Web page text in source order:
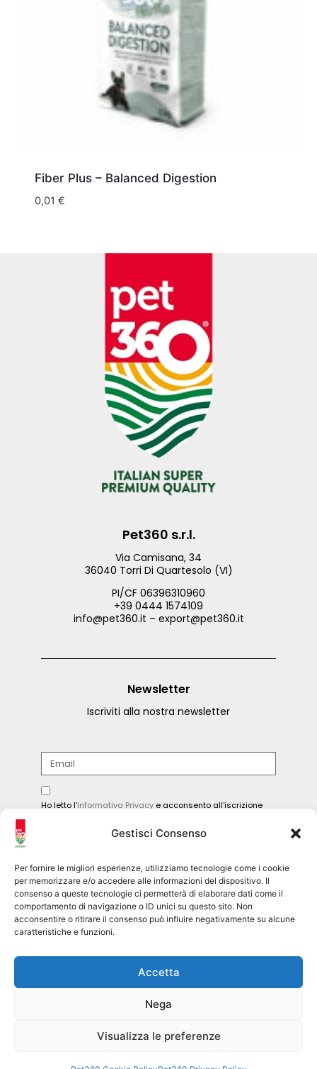
Gestisci Consenso
Per fornire le migliori esperienze, utilizziamo tecnologie come i cookie
per memorizzare e/o accedere alle informazioni del dispositivo. Il
consenso a queste tecnologie ci permetterà di elaborare dati come il
comportamento di navigazione o ID unici su questo sito. Non
acconsentire o ritirare il consenso può influire negativamente su alcune
caratteristiche e funzioni.
Accetta
Nega
Visualizza le preferenze
Fiber Plus – Balanced Digestion
0,01 €
Pet360 s.r.l.
Via Camisana, 34
36040 Torri Di Quartesolo (VI)
PI/CF 06396310960
+39 0444 1574109
info@pet360.it – export@pet360.it
Newsletter
Iscriviti alla nostra newsletter
Ho letto l'Informativa Privacy e acconsento all'iscrizione
INVIA
Seguici sui social
@pet360_official
pet breeder channel
@pet360_breeders-official
Pet360 Srl – copyright 2026